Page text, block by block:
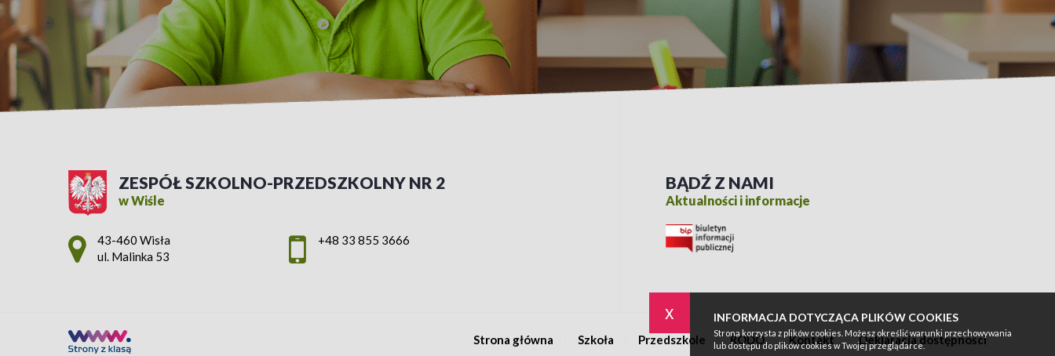
x INFORMACJA DOTYCZĄCA PLIKÓW COOKIES
Strona korzysta z plików cookies. Możesz określić warunki przechowywania
lub dostępu do plików cookies w Twojej przeglądarce.
ZESPÓŁ SZKOLNO-PRZEDSZKOLNY NR 2
w Wiśle
Adres pocztowy:
43-460 Wisła
ul. Malinka 53
+48 33 855 3666
BĄDŹ Z NAMI
Aktualności i informacje
Strona główna Szkoła Przedszkole RODO Kontakt Deklaracja dostępności